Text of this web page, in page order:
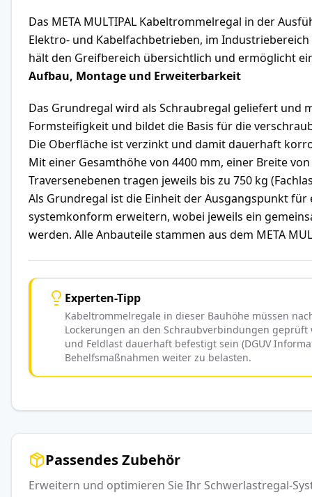
Das META MULTIPAL Kabeltrommelregal in der
Elektro- und Kabelfachbetrieben, im
hält den Greifbereich übersichtlich und ermöglicht
Aufbau, Montage und Erweiterbarkeit
Das Grundregal wird als Schraubregal geliefert
Formsteifigkeit und bildet die Basis für die
Die Oberfläche ist verzinkt und damit dauerhaft
Mit einer Gesamthöhe von 4400 mm, einer Breite
Traversenebenen tragen jeweils bis zu 750 kg
Als Grundregal ist die Einheit der Ausgangspunkt
systemkonform erweitern, wobei jeweils ein
werden. Alle Anbauteile stammen aus dem META
Experten-Tipp
Kabeltrommelregale in dieser Bauhöhe müssen
Lockerungen an den Schraubverbindungen
und Feldlast dauerhaft befestigt sein (DGUV
Behelfsmaßnahmen weiter zu belasten.
Passendes Zubehör
Erweitern und optimieren Sie Ihr Schwerlastregal-